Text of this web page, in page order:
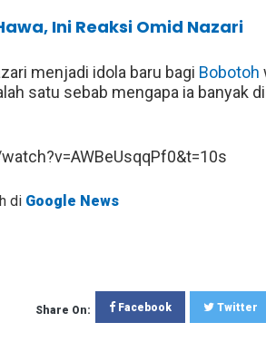
Ini Reaksi Omid Nazari
menjadi idola baru bagi Bobotoh
satu sebab mengapa ia banyak
di Google News
Share On: Facebook Twitter